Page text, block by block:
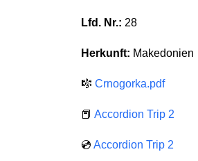
Lfd. Nr.: 28
Herkunft: Makedonien
🎼 Crnogorka.pdf
📕 Accordion Trip 2
💿 Accordion Trip 2